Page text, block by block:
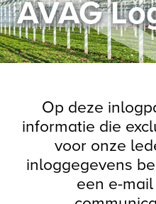
AVAG
Op deze
informatie die
voor onze
inloggegevens
een e-